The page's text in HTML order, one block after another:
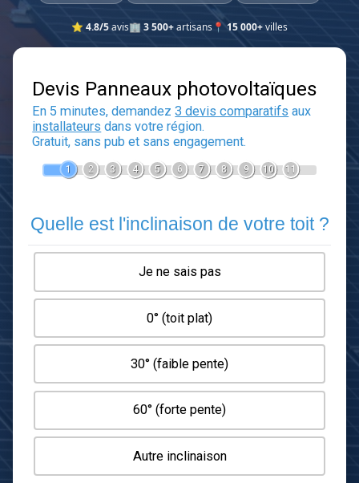
⭐ 4.8/5avis🏢 3 500+artisans 📍15 000+villes
Devis Panneaux
Gratuit, sans pub et sans engagement.
10
Quelle est l'inclinaison de votre
Je ne sais pas
0° (toit plat)